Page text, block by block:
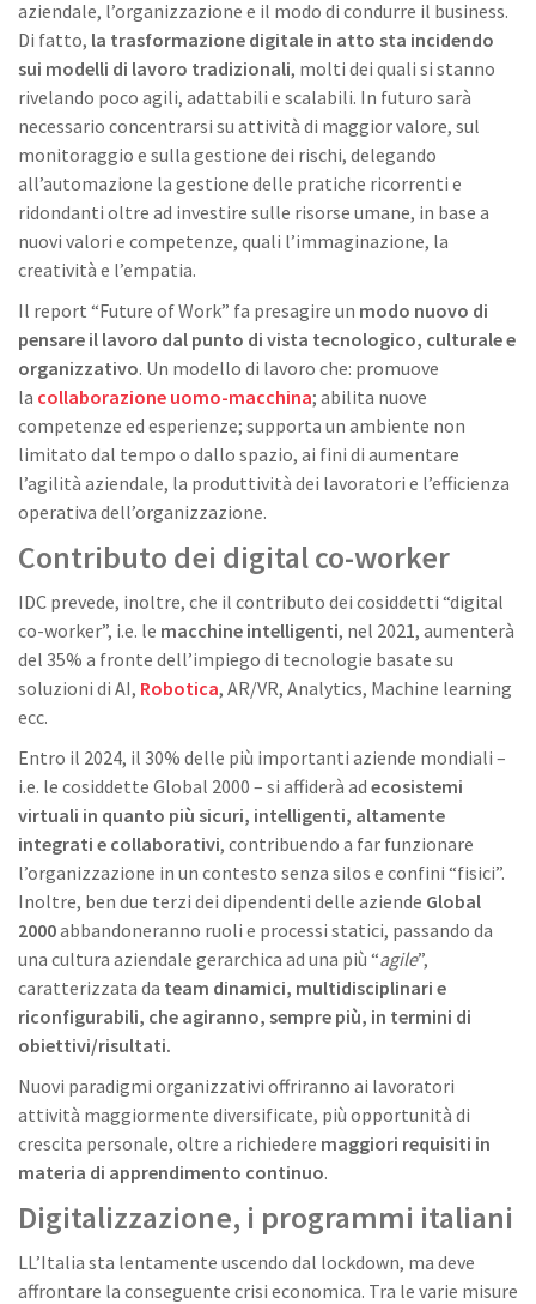
aziendale, l’organizzazione e il modo di condurre il business.
Di fatto, la trasformazione digitale in atto sta incidendo
sui modelli di lavoro tradizionali, molti dei quali si stanno
rivelando poco agili, adattabili e scalabili. In futuro sarà
necessario concentrarsi su attività di maggior valore, sul
monitoraggio e sulla gestione dei rischi, delegando
all’automazione la gestione delle pratiche ricorrenti e
ridondanti oltre ad investire sulle risorse umane, in base a
nuovi valori e competenze, quali l’immaginazione, la
creatività e l’empatia.
Il report “Future of Work” fa presagire un modo nuovo di
pensare il lavoro dal punto di vista tecnologico, culturale e
organizzativo. Un modello di lavoro che: promuove
la collaborazione uomo-macchina; abilita nuove
competenze ed esperienze; supporta un ambiente non
limitato dal tempo o dallo spazio, ai fini di aumentare
l’agilità aziendale, la produttività dei lavoratori e l’efficienza
operativa dell’organizzazione.
Contributo dei digital co-worker
IDC prevede, inoltre, che il contributo dei cosiddetti “digital
co-worker”, i.e. le macchine intelligenti, nel 2021, aumenterà
del 35% a fronte dell’impiego di tecnologie basate su
soluzioni di AI, Robotica, AR/VR, Analytics, Machine learning
ecc.
Entro il 2024, il 30% delle più importanti aziende mondiali –
i.e. le cosiddette Global 2000 – si affiderà ad ecosistemi
virtuali in quanto più sicuri, intelligenti, altamente
integrati e collaborativi, contribuendo a far funzionare
l’organizzazione in un contesto senza silos e confini “fisici”.
Inoltre, ben due terzi dei dipendenti delle aziende Global
2000abbandoneranno ruoli e processi statici, passando da
una cultura aziendale gerarchica ad una più “agile”,
caratterizzata da team dinamici, multidisciplinari e
riconfigurabili, che agiranno, sempre più, in termini di
obiettivi/risultati.
Nuovi paradigmi organizzativi offriranno ai lavoratori
attività maggiormente diversificate, più opportunità di
crescita personale, oltre a richiedere maggiori requisiti in
materia di apprendimento continuo.
Digitalizzazione, i programmi italiani
LL’Italia sta lentamente uscendo dal lockdown, ma deve
affrontare la conseguente crisi economica. Tra le varie misure